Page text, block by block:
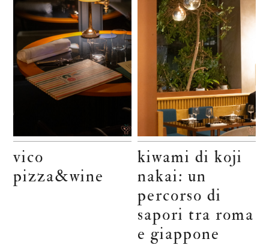
vico
pizza&wine
kiwami di koji
nakai: un
percorso di
sapori tra roma
e giappone